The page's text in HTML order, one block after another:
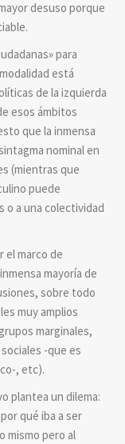
desuso porque
para
está
de la izquierda
esos ámbitos
que la inmensa
nominal en
(mientras que
puede
o a una colectividad
el marco de
mayoría de
sobre todo
muy amplios
marginales,
-que es
, etc).
plantea un dilema:
qué iba a ser
mismo pero al